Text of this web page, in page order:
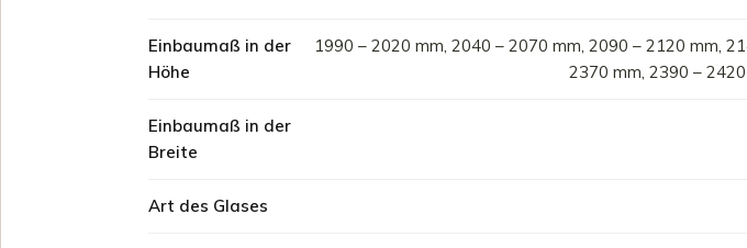
Einbaumaß in der
Höhe
1990 – 2020 mm, 2040 – 2070 mm, 2090 – 2120 mm,
2370 mm, 2390 –
Einbaumaß in der
Breite
Art des Glases